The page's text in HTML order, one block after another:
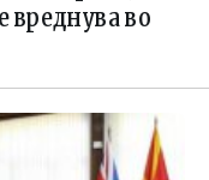
вреднува во